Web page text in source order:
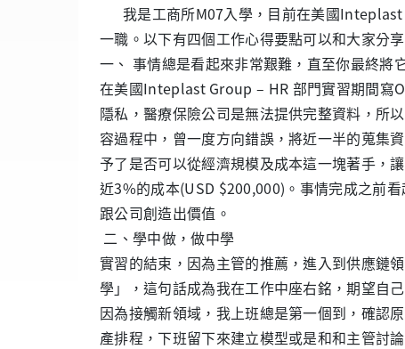
我是工商所M07入學，目前在美國
一職。以下有四個工作心得要點可以和大家分
一、 事情總是看起來非常艱難，直至你最終將
在美國Inteplast Group – HR 部門實習期間寫
隱私，醫療保險公司是無法提供完整資料，所
容過程中，曾一度方向錯誤，將近一半的蒐集
予了是否可以從經濟規模及成本這一塊著手，
近3%的成本(USD $200,000)。事情完成之前
跟公司創造出價值。
二、學中做，做中學
實習的結束，因為主管的推薦，進入到供應鏈
學」，這句話成為我在工作中座右銘，期望自
因為接觸新領域，我上班總是第一個到，確認
產排程，下班留下來建立模型或是和和主管討